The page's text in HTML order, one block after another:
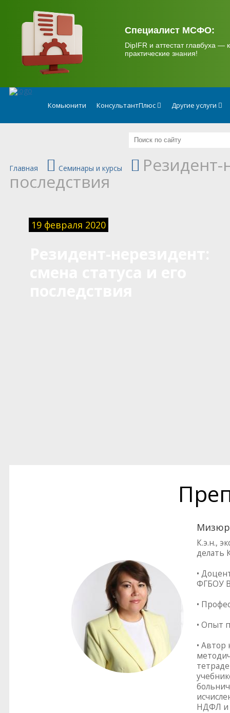
Специалист МСФО:
DipIFR и аттестат главбуха —
практические знания!
Комьюнити КонсультантПлюс Другие услуги
Главная Семинары и курсы Резидент-
последствия
19 февраля 2020
К.э.н.,
делать
•
ФГБОУ
•
• Опыт
• Автор
НДФЛ и